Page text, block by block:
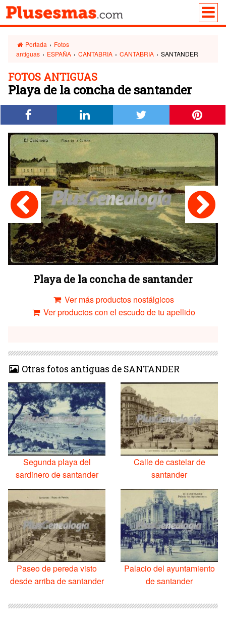
Portada › Fotos
antiguas › ESPAÑA › CANTABRIA › CANTABRIA › SANTANDER
FOTOS ANTIGUAS
Playa de la concha de santander
Playa de la concha de santander
Ver más productos nostálgicos
Ver productos con el escudo de tu apellido
Otras fotos antiguas de SANTANDER
Segunda playa del
sardinero de santander
Calle de castelar de
santander
Paseo de pereda visto
desde arriba de santander
Palacio del ayuntamiento
de santander